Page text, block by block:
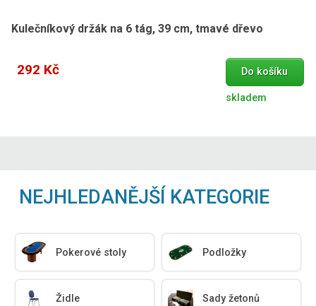
Kulečníkový držák na 6 tág, 39 cm, tmavé dřevo
292 Kč Do košíku
skladem
NEJHLEDANĚJŠÍ KATEGORIE
Pokerové stoly Podložky
Židle Sady žetonů